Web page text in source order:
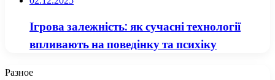
Ігрова залежність: як сучасні технології
впливають на поведінку та психіку
Разное